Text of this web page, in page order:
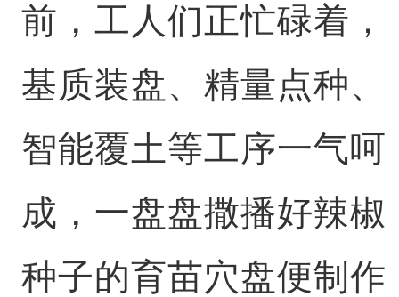
前，工人们正忙碌着，
基质装盘、精量点种、
智能覆土等工序一气呵
成，一盘盘撒播好辣椒
种子的育苗穴盘便制作